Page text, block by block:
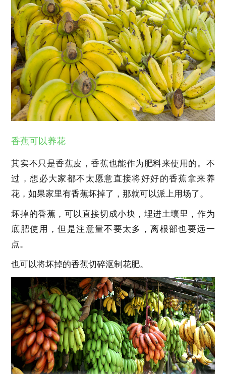
香蕉可以养花
其实不只是香蕉皮，香蕉也能作为肥料来使用的。不
过，想必大家都不太愿意直接将好好的香蕉拿来养
花，如果家里有香蕉坏掉了，那就可以派上用场了。
坏掉的香蕉，可以直接切成小块，埋进土壤里，作为
底肥使用，但是注意量不要太多，离根部也要远一
点。
也可以将坏掉的香蕉切碎沤制花肥。